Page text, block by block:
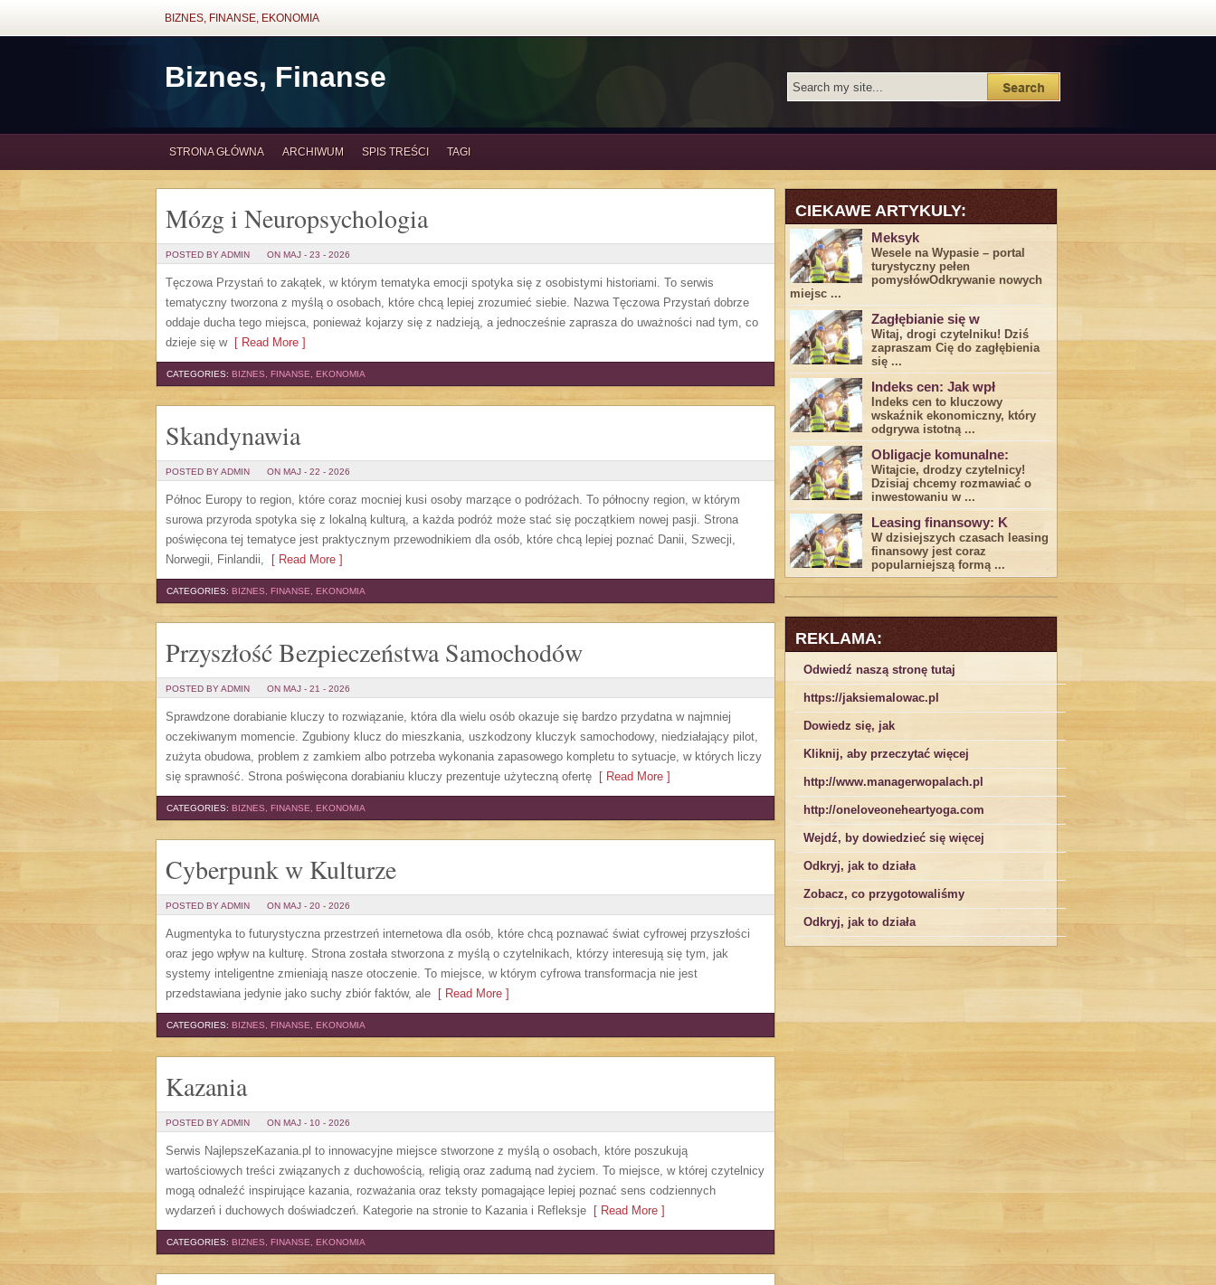
BIZNES, FINANSE, EKONOMIA
Biznes, Finanse
STRONA GŁÓWNA ARCHIWUM SPIS TREŚCI TAGI
Mózg i Neuropsychologia
POSTED BY ADMIN ON MAJ - 23 - 2026
Tęczowa Przystań to zakątek, w którym tematyka emocji spotyka się z osobistymi historiami. To serwis
tematyczny tworzona z myślą o osobach, które chcą lepiej zrozumieć siebie. Nazwa Tęczowa Przystań dobrze
oddaje ducha tego miejsca, ponieważ kojarzy się z nadzieją, a jednocześnie zaprasza do uważności nad tym, co
dzieje się w[ Read More ]
CATEGORIES: BIZNES, FINANSE, EKONOMIA
Skandynawia
POSTED BY ADMIN ON MAJ - 22 - 2026
Północ Europy to region, które coraz mocniej kusi osoby marzące o podróżach. To północny region, w którym
surowa przyroda spotyka się z lokalną kulturą, a każda podróż może stać się początkiem nowej pasji. Strona
poświęcona tej tematyce jest praktycznym przewodnikiem dla osób, które chcą lepiej poznać Danii, Szwecji,
Norwegii, Finlandii, [ Read More ]
CATEGORIES: BIZNES, FINANSE, EKONOMIA
Przyszłość Bezpieczeństwa Samochodów
POSTED BY ADMIN ON MAJ - 21 - 2026
Sprawdzone dorabianie kluczy to rozwiązanie, która dla wielu osób okazuje się bardzo przydatna w najmniej
oczekiwanym momencie. Zgubiony klucz do mieszkania, uszkodzony kluczyk samochodowy, niedziałający pilot,
zużyta obudowa, problem z zamkiem albo potrzeba wykonania zapasowego kompletu to sytuacje, w których liczy
się sprawność. Strona poświęcona dorabianiu kluczy prezentuje użyteczną ofertę [ Read More ]
CATEGORIES: BIZNES, FINANSE, EKONOMIA
Cyberpunk w Kulturze
POSTED BY ADMIN ON MAJ - 20 - 2026
Augmentyka to futurystyczna przestrzeń internetowa dla osób, które chcą poznawać świat cyfrowej przyszłości
oraz jego wpływ na kulturę. Strona została stworzona z myślą o czytelnikach, którzy interesują się tym, jak
systemy inteligentne zmieniają nasze otoczenie. To miejsce, w którym cyfrowa transformacja nie jest
przedstawiana jedynie jako suchy zbiór faktów, ale [ Read More ]
CATEGORIES: BIZNES, FINANSE, EKONOMIA
Kazania
POSTED BY ADMIN ON MAJ - 10 - 2026
Serwis NajlepszeKazania.pl to innowacyjne miejsce stworzone z myślą o osobach, które poszukują
wartościowych treści związanych z duchowością, religią oraz zadumą nad życiem. To miejsce, w której czytelnicy
mogą odnaleźć inspirujące kazania, rozważania oraz teksty pomagające lepiej poznać sens codziennych
wydarzeń i duchowych doświadczeń. Kategorie na stronie to Kazania i Refleksje [ Read More ]
CATEGORIES: BIZNES, FINANSE, EKONOMIA
CIEKAWE ARTYKULY:
Meksyk
Wesele na Wypasie – portal
turystyczny pełen
pomysłówOdkrywanie nowych
miejsc ...
Zagłębianie się w
Witaj, drogi ⁤czytelniku! Dziś
zapraszam Cię do‍ zagłębienia
‍się⁢ ...
Indeks cen: Jak wpł
Indeks cen to kluczowy
wskaźnik ekonomiczny, który
odgrywa ​istotną ...
Obligacje komunalne:
Witajcie, drodzy czytelnicy!
Dzisiaj chcemy rozmawiać o
inwestowaniu w ...
Leasing finansowy: K
W dzisiejszych czasach leasing ​
finansowy jest ⁢coraz
popularniejszą formą ...
REKLAMA:
Odwiedź naszą stronę tutaj
https://jaksiemalowac.pl
Dowiedz się, jak
Kliknij, aby przeczytać więcej
http://www.managerwopalach.pl
http://oneloveoneheartyoga.com
Wejdź, by dowiedzieć się więcej
Odkryj, jak to działa
Zobacz, co przygotowaliśmy
Odkryj, jak to działa